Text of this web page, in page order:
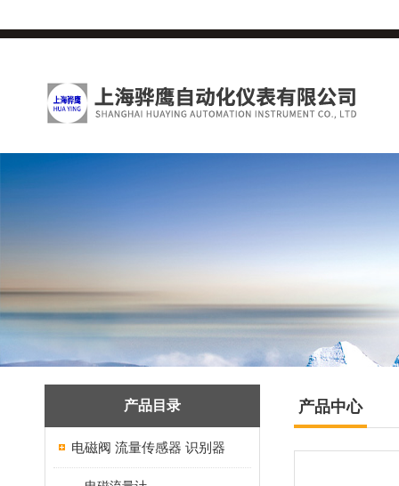
产品目录
电磁阀 流量传感器 识别器
产品中心